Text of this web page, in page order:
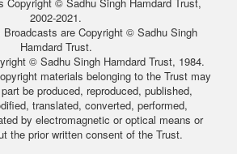
2002-2021.
are Copyright © Sadhu Singh
Hamdard Trust.
© Sadhu Singh Hamdard Trust, 1984.
materials belonging to the Trust may
be produced, reproduced, published,
translated, converted, performed,
by electromagnetic or optical means or
the prior written consent of the Trust.